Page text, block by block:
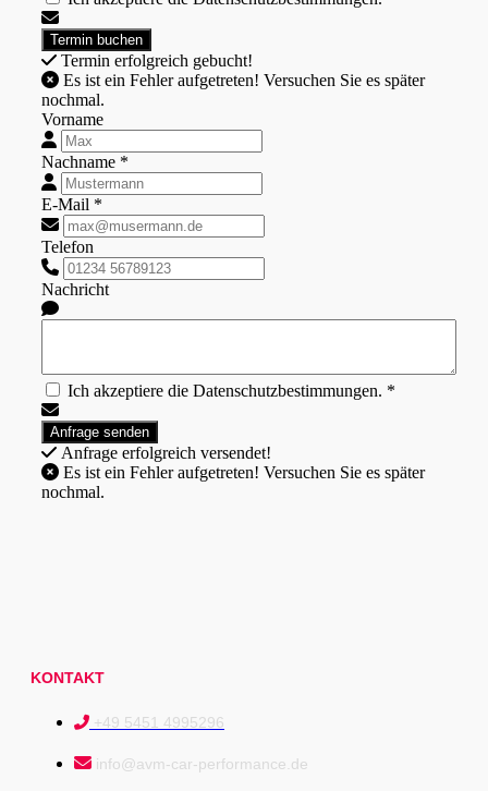
Termin erfolgreich gebucht!
nochmal.
Vorname
Nachname *
E-Mail *
Telefon
Nachricht
Ich akzeptiere die Datenschutzbestimmungen. *
Anfrage erfolgreich versendet!
nochmal.
KONTAKT
+49 5451 4995296
info@avm-car-performance.de